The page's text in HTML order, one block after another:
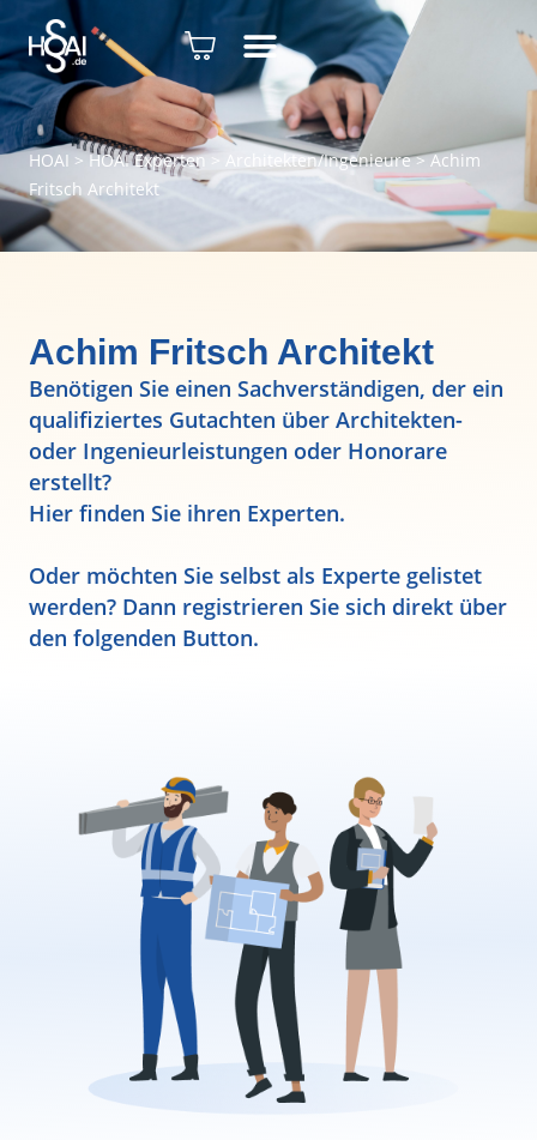
HOAI > HOAI Experten> Architekten/Ingenieure>Achim
Fritsch Architekt
Achim Fritsch Architekt
Benötigen Sie einen Sachverständigen, der ein
qualifiziertes Gutachten über Architekten-
oder Ingenieurleistungen oder Honorare
erstellt?
Hier finden Sie ihren Experten.
Oder möchten Sie selbst als Experte gelistet
werden? Dann registrieren Sie sich direkt über
den folgenden Button.